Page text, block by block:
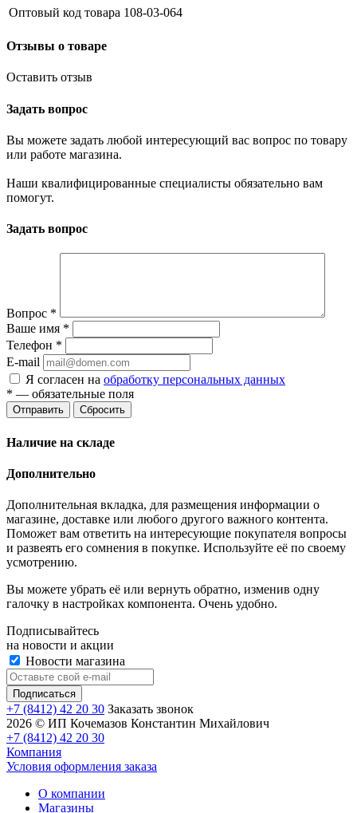
Оптовый код товара 108-03-064
Отзывы о товаре
Оставить отзыв
Задать вопрос
Вы можете задать любой интересующий вас вопрос по товару
или работе магазина.
Наши квалифицированные специалисты обязательно вам
помогут.
Задать вопрос
Вопрос *
Ваше имя *
Телефон *
E-mail
Я согласен на обработку персональных данных
* — обязательные поля
Отправить Сбросить
Наличие на складе
Дополнительно
Дополнительная вкладка, для размещения информации о
магазине, доставке или любого другого важного контента.
Поможет вам ответить на интересующие покупателя вопросы
и развеять его сомнения в покупке. Используйте её по своему
усмотрению.
Вы можете убрать её или вернуть обратно, изменив одну
галочку в настройках компонента. Очень удобно.
Подписывайтесь
на новости и акции
Новости магазина
+7 (8412) 42 20 30 Заказать звонок
2026 © ИП Кочемазов Константин Михайлович
+7 (8412) 42 20 30
Компания
Условия оформления заказа
О компании
Магазины